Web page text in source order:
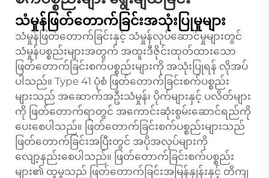
သံမှုန်ဖြတ်တောက်ခြင်းအသုံးပြုမှုများ
သံမှုန်ဖြတ်တောက်ခြင်းနှင့် သံမှုန်လုပ်ဆောင်မှုများတွင်
သံမှုန်ပစ္စည်းများအတွက် အထူးဒီဇိုင်းထုတ်ထားသော
ဖြတ်တောက်ခြင်းစက်ပစ္စည်းများကို အသုံးပြုရန် လိုအပ်
ပါသည်။ Type 41 ပုံစံ ဖြတ်တောက်ခြင်းစက်ပစ္စည်း
များသည် အဆောက်အဦးသံမှုန်၊ ပိုက်များနှင့် ပလိတ်များ
ကို ဖြတ်တောက်ရာတွင် အကောင်းဆုံးစွမ်းဆောင်ရည်ကို
ပေးစေပါသည်။ ဖြတ်တောက်ခြင်းစက်ပစ္စည်းများသည်
ဖြတ်တောက်ခြင်းအပြီးတွင် အပိုအလုပ်များကို
လျော့နည်းစေပါသည်။ ဖြတ်တောက်ခြင်းစက်ပစ္စည်း
များ၏ ထူမှုသည် ဖြတ်တောက်ခြင်းအမြန်နှုန်းနှင့် တိကျ